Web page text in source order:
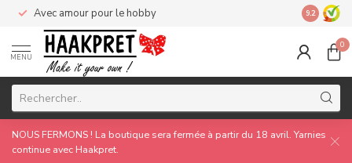
Avec amour pour le hobby Made by
9.2
MENU
0
NOUS FERMONS ! La boutique sera fermée à partir du 18 avril. Yarnies
continue avec Haakpret.